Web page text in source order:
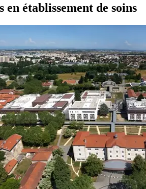
en établissement de soins